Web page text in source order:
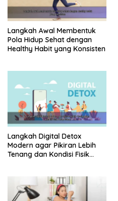
Langkah Awal Membentuk
Pola Hidup Sehat dengan
Healthy Habit yang Konsisten
Langkah Digital Detox
Modern agar Pikiran Lebih
Tenang dan Kondisi Fisik